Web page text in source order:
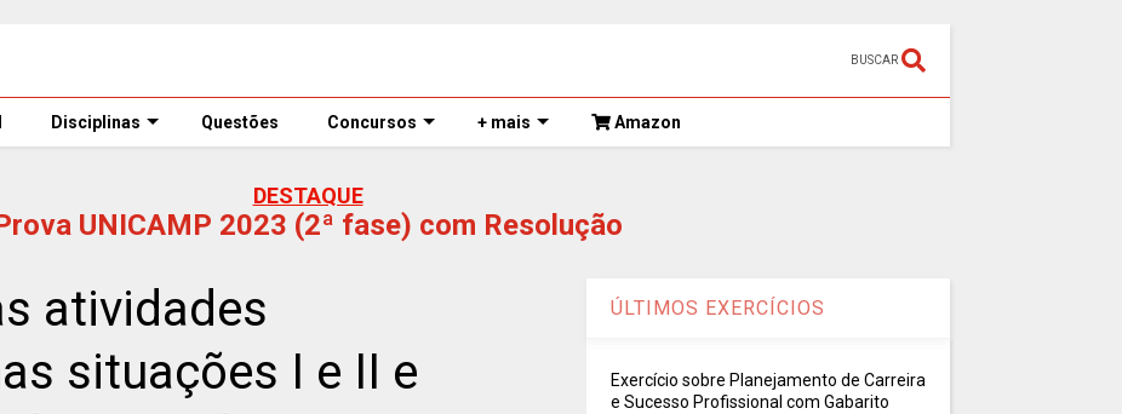
BUSCAR
Disciplinas Questões Concursos + mais Amazon
DESTAQUE
UNICAMP 2023 (2ª fase) com Resolução
atividades
situações I e II e
ÚLTIMOS EXERCÍCIOS
Exercício sobre Planejamento de Carreira
e Sucesso Profissional com Gabarito